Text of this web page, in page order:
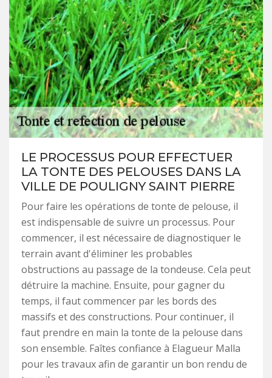
LE PROCESSUS POUR EFFECTUER
LA TONTE DES PELOUSES DANS LA
VILLE DE POULIGNY SAINT PIERRE
Pour faire les opérations de tonte de pelouse, il
est indispensable de suivre un processus. Pour
commencer, il est nécessaire de diagnostiquer le
terrain avant d'éliminer les probables
obstructions au passage de la tondeuse. Cela peut
détruire la machine. Ensuite, pour gagner du
temps, il faut commencer par les bords des
massifs et des constructions. Pour continuer, il
faut prendre en main la tonte de la pelouse dans
son ensemble. Faîtes confiance à Elagueur Malla
pour les travaux afin de garantir un bon rendu de